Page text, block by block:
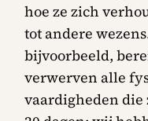
hoe ze zich
tot andere
bijvoorbeeld,
verwerven alle
vaardigheden